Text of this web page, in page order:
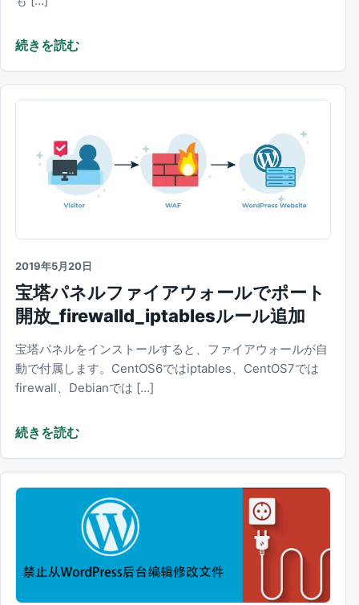
続きを読む
2019年5月20日
宝塔パネルファイアウォールでポート
開放_firewalld_iptablesルール追加
宝塔パネルをインストールすると、ファイアウォールが自
動で付属します。CentOS6ではiptables、CentOS7では
firewall、Debianでは […]
続きを読む